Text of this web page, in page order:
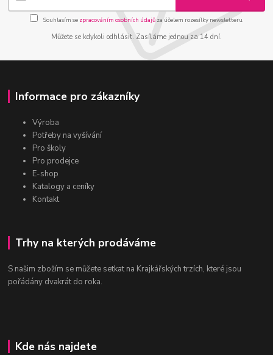
Souhlasím se zpracováním osobních údajůza účelem rozesílky newsletteru.
Můžete se kdykoli odhlásit. Zasíláme jednou za 14 dní.
Informace pro zákazníky
Výroba
Potřeby na vyšívání
Pro školy
Pro prodejce
E-shop
Katalogy a ceníky
Kontakt
Trhy na kterých prodáváme
S našim zbožím se můžete setkat na Krajkářských trzích, které jsou
pořádány dvakrát do roka.
Kde nás najdete